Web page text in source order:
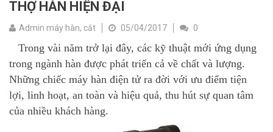
THỢ HÀN HIỆN ĐẠI
Admin máy hàn, cắt 05/04/2017 0
Trong vài năm trở lại đây, các kỹ thuật mới ứng dụng
trong ngành hàn được phát triển cả về chất và lượng.
Những chiếc máy hàn điện tử ra đời với ưu điểm tiện
lợi, linh hoạt, an toàn và hiệu quả, thu hút sự quan tâm
của nhiều khách hàng.